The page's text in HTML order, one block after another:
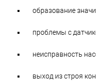
образование
проблемы с
неисправность
выход из строя